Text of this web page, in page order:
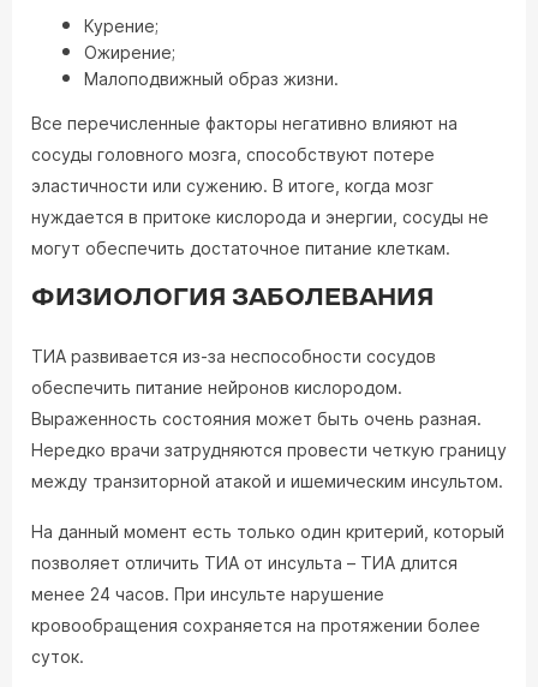
Курение;
Ожирение;
Малоподвижный образ жизни.
Все перечисленные факторы негативно влияют на
сосуды головного мозга, способствуют потере
эластичности или сужению. В итоге, когда мозг
нуждается в притоке кислорода и энергии, сосуды не
могут обеспечить достаточное питание клеткам.
ФИЗИОЛОГИЯ ЗАБОЛЕВАНИЯ
ТИА развивается из-за неспособности сосудов
обеспечить питание нейронов кислородом.
Выраженность состояния может быть очень разная.
Нередко врачи затрудняются провести четкую границу
между транзиторной атакой и ишемическим инсультом.
На данный момент есть только один критерий, который
позволяет отличить ТИА от инсульта – ТИА длится
менее 24 часов. При инсульте нарушение
кровообращения сохраняется на протяжении более
суток.